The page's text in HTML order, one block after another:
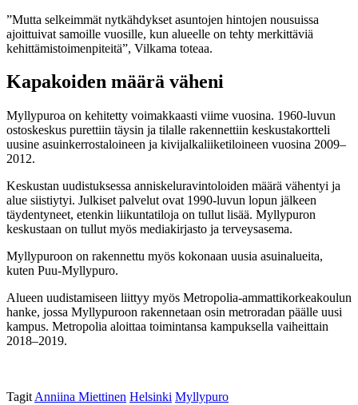
”Mutta selkeimmät nytkähdykset asuntojen hintojen nousuissa
ajoittuivat samoille vuosille, kun alueelle on tehty merkittäviä
kehittämistoimenpiteitä”, Vilkama toteaa.
Kapakoiden määrä väheni
Myllypuroa on kehitetty voimakkaasti viime vuosina. 1960-luvun
ostoskeskus purettiin täysin ja tilalle rakennettiin keskustakortteli
uusine asuinkerrostaloineen ja kivijalkaliiketiloineen vuosina 2009–
2012.
Keskustan uudistuksessa anniskeluravintoloiden määrä vähentyi ja
alue siistiytyi. Julkiset palvelut ovat 1990-luvun lopun jälkeen
täydentyneet, etenkin liikuntatiloja on tullut lisää. Myllypuron
keskustaan on tullut myös mediakirjasto ja terveysasema.
Myllypuroon on rakennettu myös kokonaan uusia asuinalueita,
kuten Puu-Myllypuro.
Alueen uudistamiseen liittyy myös Metropolia-ammattikorkeakoulun
hanke, jossa Myllypuroon rakennetaan osin metroradan päälle uusi
kampus. Metropolia aloittaa toimintansa kampuksella vaiheittain
2018–2019.
Tagit Anniina Miettinen Helsinki Myllypuro